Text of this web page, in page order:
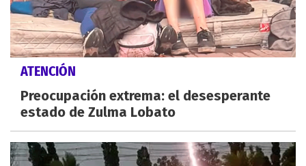
ATENCIÓN
Preocupación extrema: el desesperante
estado de Zulma Lobato